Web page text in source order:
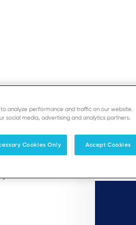
GLOBAL WEBSITE
enabling
estate at
analyze performance and traffic on our website.
social media, advertising and analytics partners.
Cookies Only Accept Cookies